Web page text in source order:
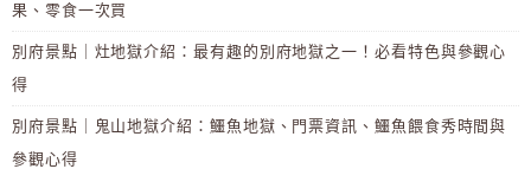
果、零食一次買
別府景點｜灶地獄介紹：最有趣的別府地獄之一！必看特色與參觀心
得
別府景點｜鬼山地獄介紹：鱷魚地獄、門票資訊、鱷魚餵食秀時間與
參觀心得